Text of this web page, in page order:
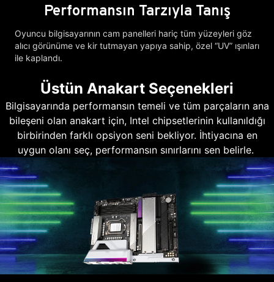
Performansın Tarzıyla Tanış
Oyuncu bilgisayarının cam panelleri hariç tüm yüzeyleri göz
alıcı görünüme ve kir tutmayan yapıya sahip, özel “UV” ışınları
ile kaplandı.
Üstün Anakart Seçenekleri
Bilgisayarında performansın temeli ve tüm parçaların ana
bileşeni olan anakart için, Intel chipsetlerinin kullanıldığı
birbirinden farklı opsiyon seni bekliyor. İhtiyacına en
uygun olanı seç, performansın sınırlarını sen belirle.